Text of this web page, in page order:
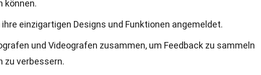
können.
einzigartigen Designs und Funktionen angemeldet.
und Videografen zusammen, um Feedback zu sammeln
zu verbessern.